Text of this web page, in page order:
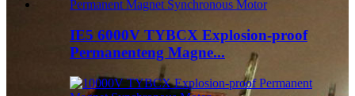
IE5 6000V TYBCX Explosion-proof
Permanenteng Magne...